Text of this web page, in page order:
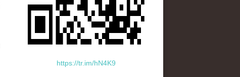
https://tr.im/hN4K9